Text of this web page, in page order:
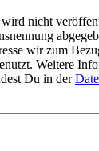
nicht
wir zum
Weitere
Du in der